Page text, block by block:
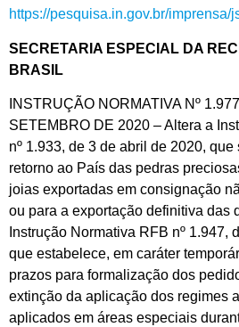
https://pesquisa.in.gov.br/
SECRETARIA ESPECIAL DA
BRASIL
INSTRUÇÃO NORMATIVA Nº
SETEMBRO DE 2020 – Altera a
nº 1.933, de 3 de abril de 2020,
retorno ao País das pedras
joias exportadas em consignação
ou para a exportação definitiva das
Instrução Normativa RFB nº 1.947,
que estabelece, em caráter
prazos para formalização dos
extinção da aplicação dos regimes
aplicados em áreas especiais